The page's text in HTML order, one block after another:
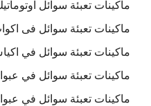
ماكينات تعبئة سوائل اوتوماتيك
ماكينات تعبئة سوائل فى
ماكينات تعبئة سوائل في
ماكينات تعبئة سوائل في
ماكينات تعبئة سوائل في